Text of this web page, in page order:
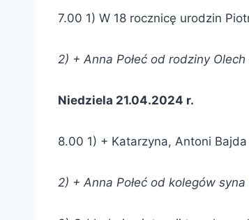
7.00 1) W 18 rocznicę urodzin
2) + Anna Połeć od rodziny Olech
Niedziela 21.04.2024 r.
8.00 1) + Katarzyna, Antoni Bajda
2) + Anna Połeć od kolegów syna